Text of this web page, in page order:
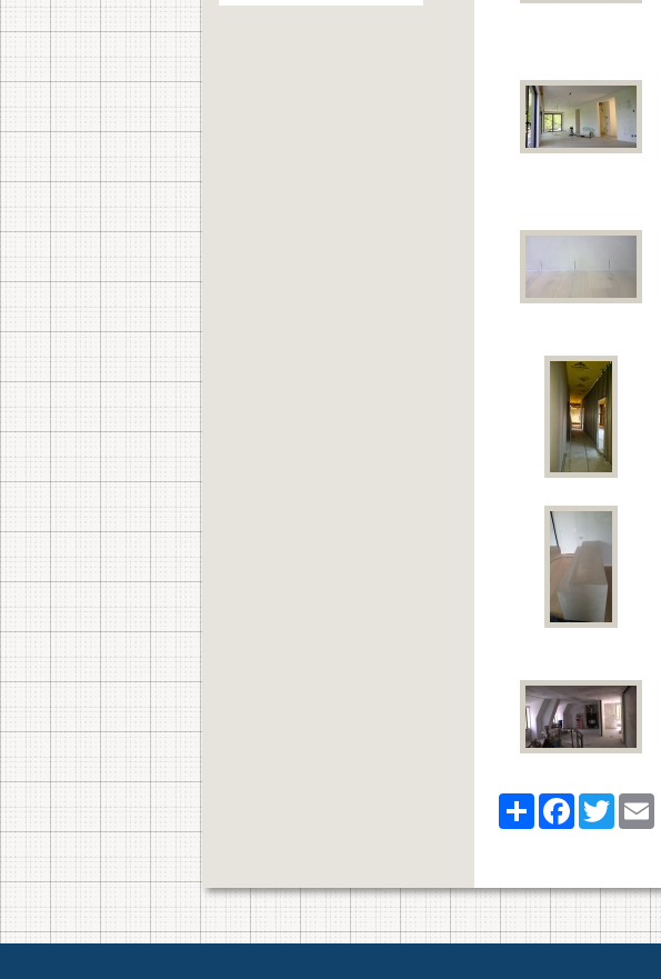
Share FacebookTwitter